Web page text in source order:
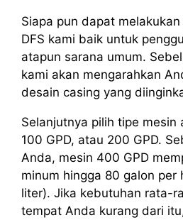
Siapa pun dapat
DFS kami baik untuk
atapun sarana umum.
kami akan mengarahkan
desain casing yang
Selanjutnya pilih tipe mesin
100 GPD, atau 200 GPD.
Anda, mesin 400 GPD
minum hingga 80 galon per
liter). Jika kebutuhan rata-
tempat Anda kurang dari